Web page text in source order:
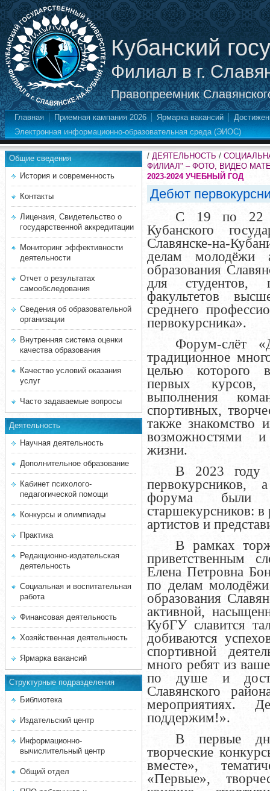
Кубанский
Филиал в г.
Правопреемник
Главная Приемная кампания 2026 Ярмарка вакансий
Электронная информационно-образовательная среда (ЭИОС)
Общие сведения
История и современность
Контакты
Лицензия, Свидетельство о
государственной аккредитации
Мониторинг эффективности
деятельности
Отчет о результатах
самообследования
Сведения об образовательной
организации
Внутренняя система оценки
качества образования
Качество условий оказания
услуг
Часто задаваемые вопросы
Деятельность
Научная деятельность
Дополнительное образование
Кабинет психолого-
педагогической помощи
Конкурсы и олимпиады
Практика
Редакционно-издательская
деятельность
Социальная и воспитательная
работа
Финансовая деятельность
Хозяйственная деятельность
Ярмарка вакансий
Структурные подразделения
Библиотека
Издательский центр
Информационно-
вычислительный центр
Общий отдел
/ ДЕЯТЕЛЬНОСТЬ /
ФИЛИАЛ" – ФОТО, ВИДЕО
2023-2024 УЧЕБНЫЙ ГОД
Дебют
С 19 по 22
Кубанского
Славянске-на-
делам молодёжи
образования
для
факультетов
среднего
первокурсника».
Форум-слёт
традиционное
целью которого
первых курсов,
выполнения
спортивных,
также знакомство
возможностями и
жизни.
В 2023 году
первокурсников,
форума были
старшекурсников:
артистов и
В рамках
приветственным
Елена Петровна
по делам молодёжи
образования
активной,
КубГУ славится
добиваются
спортивной
много ребят из
по душе и
Славянского
мероприятиях.
поддержим!».
В первые
творческие
вместе»,
«Первые»,